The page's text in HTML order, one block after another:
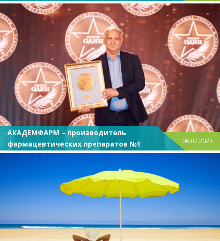
лечение
АКАДЕМФАРМ – производитель
фармацевтических препаратов №1
06.07.2023